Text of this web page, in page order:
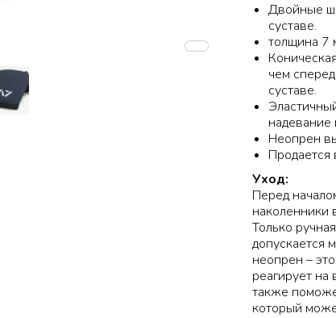
Двойные
суставе.
толщина 7
чем
суставе.
надевание
Неопрен
Продается
Уход:
Перед
наколенники
Только
допускается
неопрен –
реагирует
также
который